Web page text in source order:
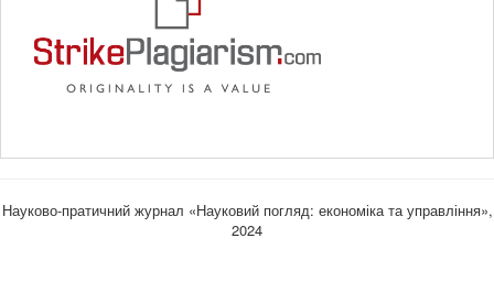
Науково-пратичний журнал «Науковий погляд: економіка та управління»,
2024